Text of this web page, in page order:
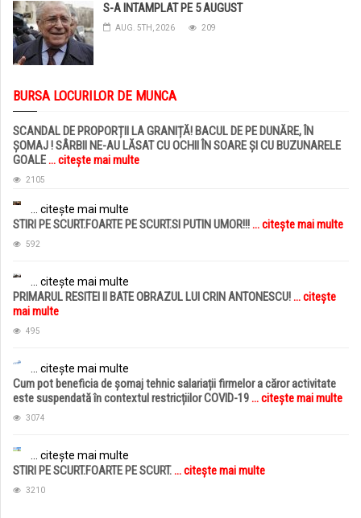
S-A INTAMPLAT PE 5 AUGUST
AUG. 5TH, 2026 209
BURSA LOCURILOR DE MUNCA
SCANDAL DE PROPORȚII LA GRANIȚĂ! BACUL DE PE DUNĂRE, ÎN
ȘOMAJ ! SÂRBII NE-AU LĂSAT CU OCHII ÎN SOARE ȘI CU BUZUNARELE
GOALE... citește mai multe
2105
... citește mai multe
STIRI PE SCURT.FOARTE PE SCURT.SI PUTIN UMOR!!!... citește mai multe
592
... citește mai multe
PRIMARUL RESITEI II BATE OBRAZUL LUI CRIN ANTONESCU!... citește
mai multe
495
... citește mai multe
Cum pot beneficia de șomaj tehnic salariații firmelor a căror activitate
este suspendată în contextul restricțiilor COVID-19... citește mai multe
3074
... citește mai multe
STIRI PE SCURT.FOARTE PE SCURT.... citește mai multe
3210